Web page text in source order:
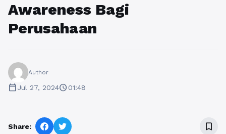
Awareness Bagi
Perusahaan
Author
calendar_todayJul 27, 2024schedule01:48
Share: bookmark_border